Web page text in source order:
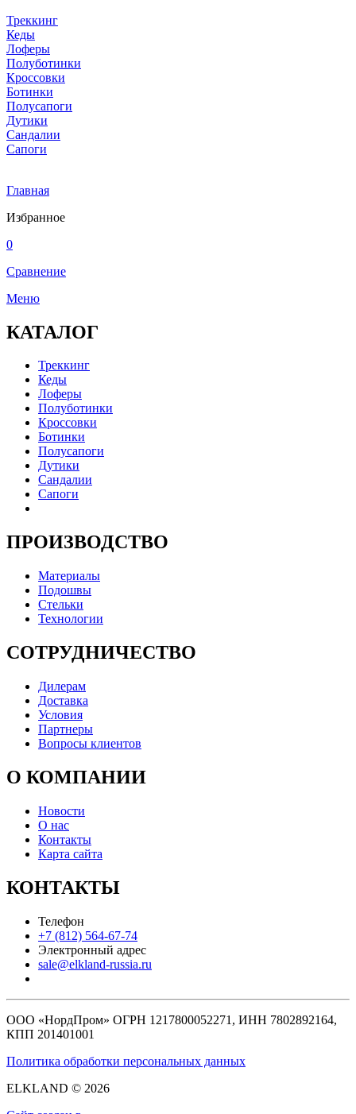
Треккинг
Кеды
Лоферы
Полуботинки
Кроссовки
Ботинки
Полусапоги
Дутики
Сандалии
Сапоги
Главная
Избранное
0
Сравнение
Меню
КАТАЛОГ
Треккинг
Кеды
Лоферы
Полуботинки
Кроссовки
Ботинки
Полусапоги
Дутики
Сандалии
Сапоги
ПРОИЗВОДСТВО
Материалы
Подошвы
Стельки
Технологии
СОТРУДНИЧЕСТВО
Дилерам
Доставка
Условия
Партнеры
Вопросы клиентов
О КОМПАНИИ
Новости
О нас
Контакты
Карта сайта
КОНТАКТЫ
Телефон
+7 (812) 564-67-74
Электронный адрес
sale@elkland-russia.ru
ООО «НордПром» ОГРН 1217800052271, ИНН 7802892164,
КПП 201401001
Политика обработки персональных данных
ELKLAND © 2026